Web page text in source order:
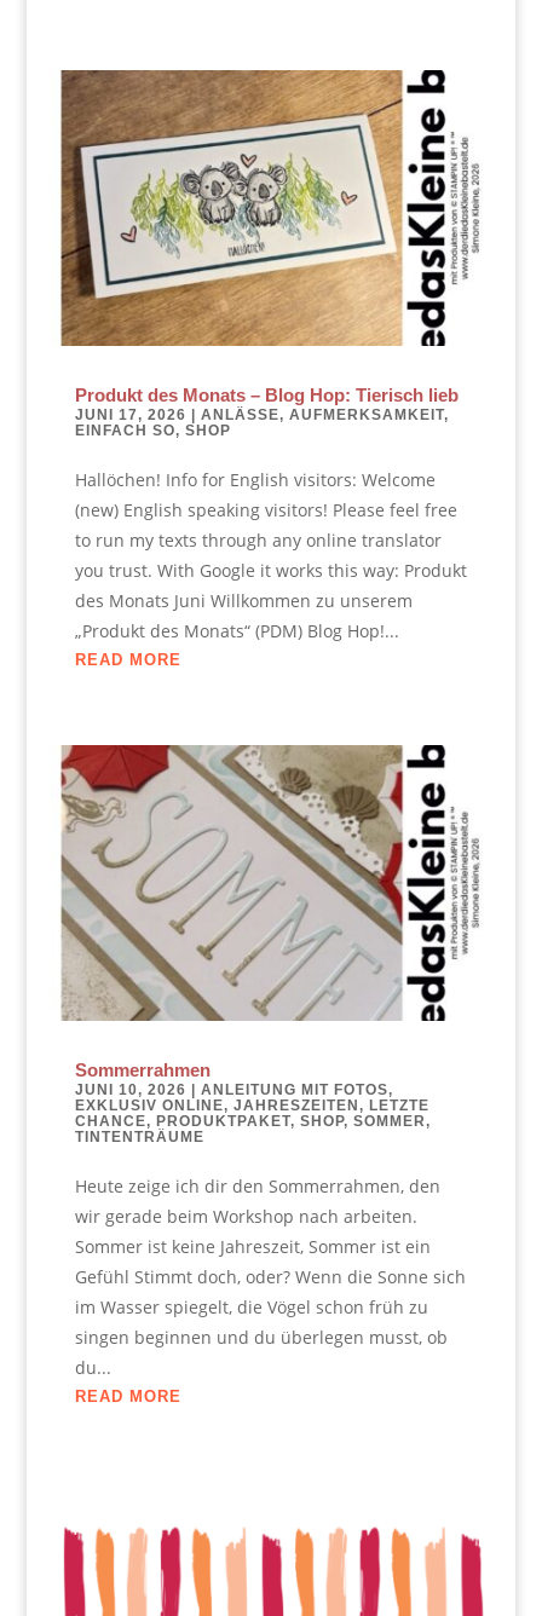
Produkt des Monats – Blog Hop: Tierisch lieb
JUNI 17, 2026 | ANLÄSSE, AUFMERKSAMKEIT,
EINFACH SO, SHOP
Hallöchen! Info for English visitors: Welcome
(new) English speaking visitors! Please feel free
to run my texts through any online translator
you trust. With Google it works this way: Produkt
des Monats Juni Willkommen zu unserem
„Produkt des Monats“ (PDM) Blog Hop!...
READ MORE
Sommerrahmen
JUNI 10, 2026 ANLEITUNG MIT FOTOS,
EXKLUSIV ONLINE, JAHRESZEITEN , LETZTE
CHANCE, PRODUKTPAKET, SHOP, SOMMER,
TINTENTRÄUME
Heute zeige ich dir den Sommerrahmen, den
wir gerade beim Workshop nach arbeiten.
Sommer ist keine Jahreszeit, Sommer ist ein
Gefühl Stimmt doch, oder? Wenn die Sonne sich
im Wasser spiegelt, die Vögel schon früh zu
singen beginnen und du überlegen musst, ob
du...
READ MORE